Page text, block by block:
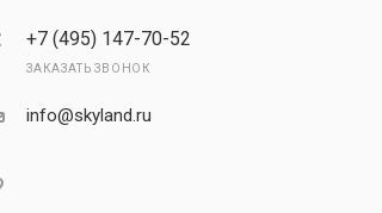
+7 (495) 147-70-52
ЗАКАЗАТЬ ЗВОНОК
info@skyland.ru